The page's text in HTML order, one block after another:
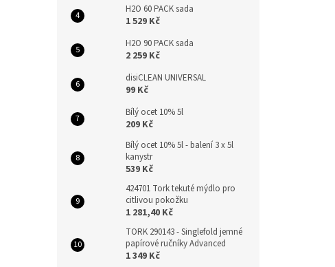
H2O 60 PACK sada
1 529 Kč
H2O 90 PACK sada
2 259 Kč
disiCLEAN UNIVERSAL
99 Kč
Bílý ocet 10% 5l
209 Kč
Bílý ocet 10% 5l - balení 3 x 5l
kanystr
539 Kč
424701 Tork tekuté mýdlo pro
citlivou pokožku
1 281,40 Kč
TORK 290143 - Singlefold jemné
papírové ručníky Advanced
1 349 Kč